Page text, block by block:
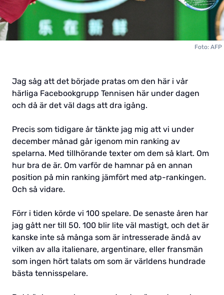
Foto: AFP
Jag såg att det började pratas om den här i vår
härliga Facebookgrupp Tennisen här under dagen
och då är det väl dags att dra igång.
Precis som tidigare år tänkte jag mig att vi under
december månad går igenom min ranking av
spelarna. Med tillhörande texter om dem så klart. Om
hur bra de är. Om varför de hamnar på en annan
position på min ranking jämfört med atp-rankingen.
Och så vidare.
Förr i tiden körde vi 100 spelare. De senaste åren har
jag gått ner till 50. 100 blir lite väl mastigt, och det är
kanske inte så många som är intresserade ändå av
vilken av alla italienare, argentinare, eller fransmän
som ingen hört talats om som är världens hundrade
bästa tennisspelare.